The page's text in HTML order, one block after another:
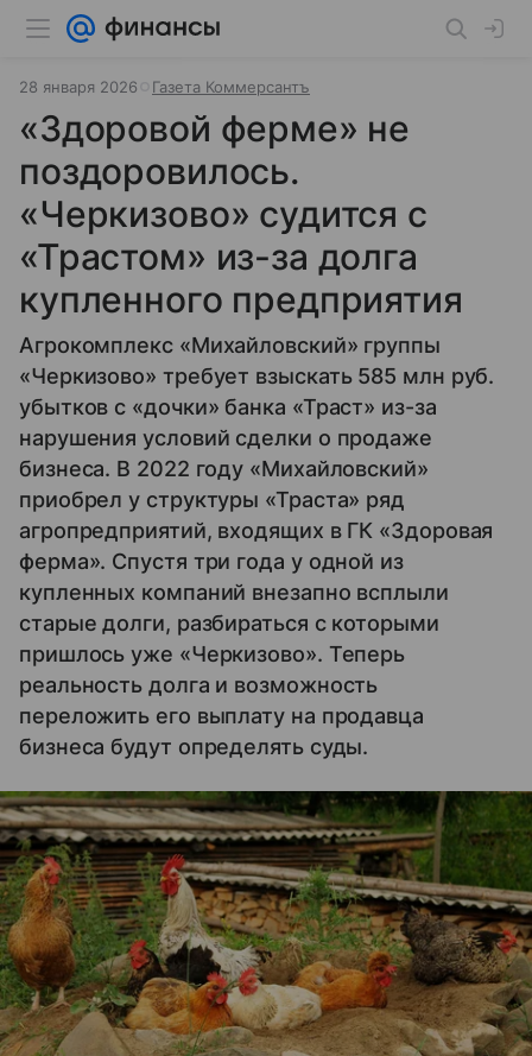
28 января 2026 Газета Коммерсантъ
«Здоровой ферме» не
поздоровилось.
«Черкизово» судится с
«Трастом» из-за долга
купленного предприятия
Агрокомплекс «Михайловский» группы
«Черкизово» требует взыскать 585 млн руб.
убытков с «дочки» банка «Траст» из-за
нарушения условий сделки о продаже
бизнеса. В 2022 году «Михайловский»
приобрел у структуры «Траста» ряд
агропредприятий, входящих в ГК «Здоровая
ферма». Спустя три года у одной из
купленных компаний внезапно всплыли
старые долги, разбираться с которыми
пришлось уже «Черкизово». Теперь
реальность долга и возможность
переложить его выплату на продавца
бизнеса будут определять суды.